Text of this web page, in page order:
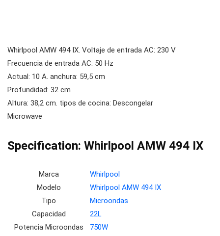
Whirlpool AMW 494 IX. Voltaje de entrada AC: 230 V
Frecuencia de entrada AC: 50 Hz
Actual: 10 A. anchura: 59,5 cm
Profundidad: 32 cm
Altura: 38,2 cm. tipos de cocina: Descongelar
Microwave
Specification: Whirlpool AMW 494 IX
Marca
Whirlpool
Modelo
Whirlpool AMW 494 IX
Tipo
Microondas
Capacidad
22L
Potencia Microondas
750W